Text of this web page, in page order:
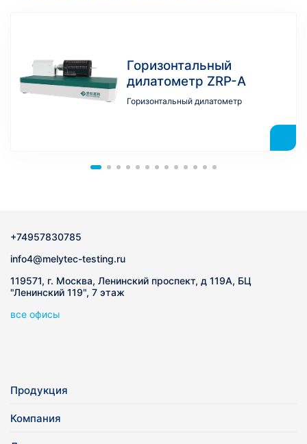
Горизонтальный
дилатометр ZRP-A
Горизонтальный дилатометр
+74957830785
info4@melytec-testing.ru
119571, г. Москва, Ленинский проспект, д 119А, БЦ
"Ленинский 119", 7 этаж
все офисы
Продукция
Компания